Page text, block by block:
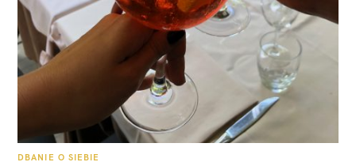
K
DBANIE O SIEBIE